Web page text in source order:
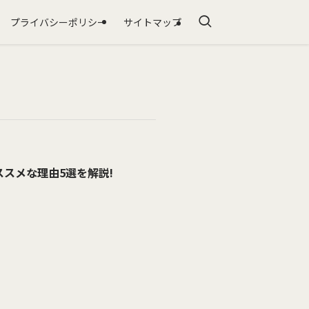
プライバシーポリシー サイトマップ
スメな理由5選を解説!